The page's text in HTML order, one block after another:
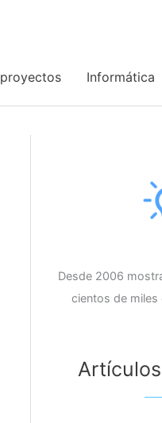
Informática
Desde 2006
cientos de miles